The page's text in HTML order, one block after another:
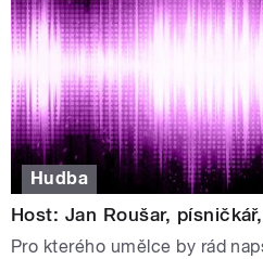
Hudba
Host: Jan Roušar,
Pro kterého umělce by rád